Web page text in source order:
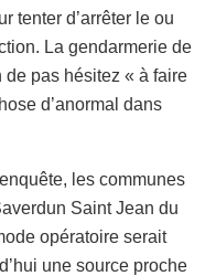
tenter d’arrêter le ou
La gendarmerie de
pas hésitez « à faire
d’anormal dans
les communes
Saint Jean du
opératoire serait
une source proche